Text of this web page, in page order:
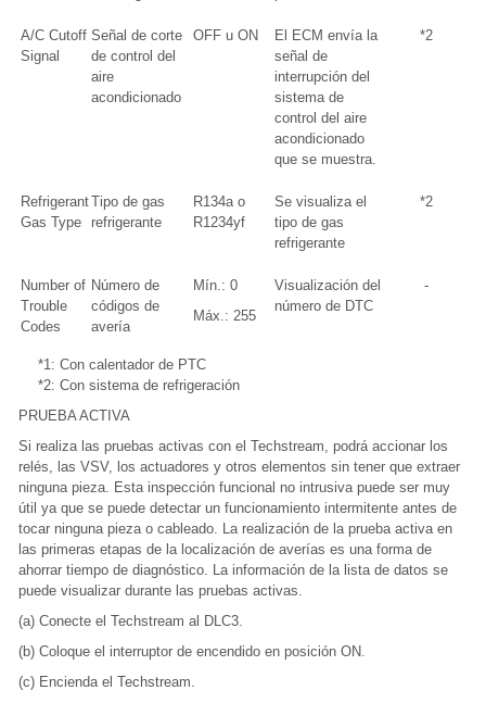
A/C Cutoff
Signal
Señal de corte
de control del
aire
acondicionado
OFF u ON
El ECM envía la
señal de
interrupción del
sistema de
control del aire
acondicionado
que se muestra.
*2
Refrigerant
Gas Type
Tipo de gas
refrigerante
R134a o
R1234yf
Se visualiza el
tipo de gas
refrigerante
*2
Number of
Trouble
Codes
Número de
códigos de
avería
Mín.: 0
Máx.: 255
Visualización del
número de DTC
-
*1: Con calentador de PTC
*2: Con sistema de refrigeración
PRUEBA ACTIVA
Si realiza las pruebas activas con el Techstream, podrá accionar los
relés, las VSV, los actuadores y otros elementos sin tener que extraer
ninguna pieza. Esta inspección funcional no intrusiva puede ser muy
útil ya que se puede detectar un funcionamiento intermitente antes de
tocar ninguna pieza o cableado. La realización de la prueba activa en
las primeras etapas de la localización de averías es una forma de
ahorrar tiempo de diagnóstico. La información de la lista de datos se
puede visualizar durante las pruebas activas.
(a) Conecte el Techstream al DLC3.
(b) Coloque el interruptor de encendido en posición ON.
(c) Encienda el Techstream.